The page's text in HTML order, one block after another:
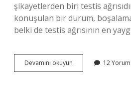
şikayetlerden biri testis
konuşulan bir durum,
belki de testis ağrısının en
Devamını okuyun
Birikmesi
12 Yorum